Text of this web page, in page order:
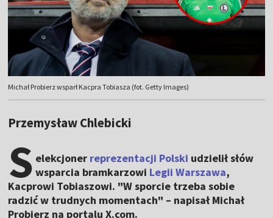
Michał Probierz wsparł Kacpra Tobiasza (fot. Getty Images)
Przemysław Chlebicki
S elekcjoner reprezentacji Polski udzielił słów
wsparcia bramkarzowi Legii Warszawa,
Kacprowi Tobiaszowi. "W sporcie trzeba sobie
radzić w trudnych momentach" – napisał Michał
Probierz na portalu X.com.